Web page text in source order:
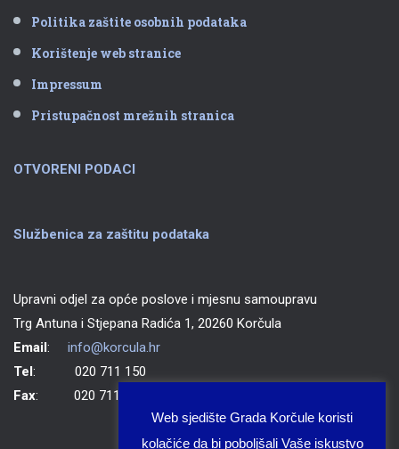
Politika zaštite osobnih podataka
Korištenje web stranice
Impressum
Pristupačnost mrežnih stranica
OTVORENI PODACI
Službenica za zaštitu podataka
Upravni odjel za opće poslove i mjesnu samoupravu
Trg Antuna i Stjepana Radića 1, 20260 Korčula
Email: info@korcula.hr
Tel: 020 711 150
Fax: 020 711 702
Web sjedište Grada Korčule koristi
kolačiće da bi poboljšali Vaše iskustvo